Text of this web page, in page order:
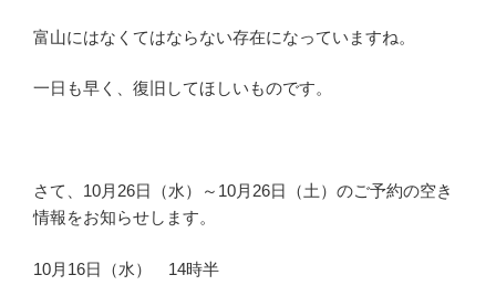
富山にはなくてはならない存在になっていますね。
一日も早く、復旧してほしいものです。
さて、10月26日（水）～10月26日（土）のご予約の空き
情報をお知らせします。
10月16日（水） 14時半